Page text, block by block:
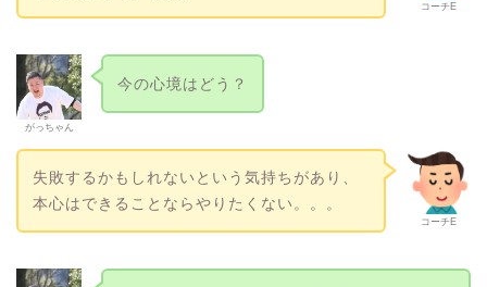
コーチE
がっちゃん
今の心境はどう？
コーチE
失敗するかもしれないという気持ちがあり、
本心はできることならやりたくない。。。